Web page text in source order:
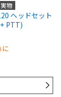
実物
ヘッドセット
PTT)